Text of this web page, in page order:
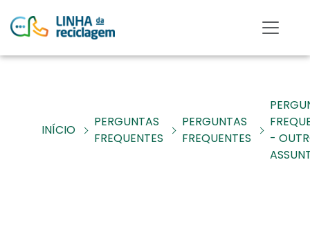
INÍCIO
PERGUNTAS
FREQUENTES
PERGUNTAS
FREQUENTES
-